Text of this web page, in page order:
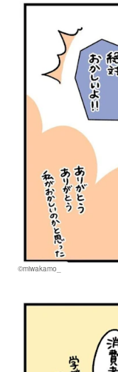
©miwakamo_